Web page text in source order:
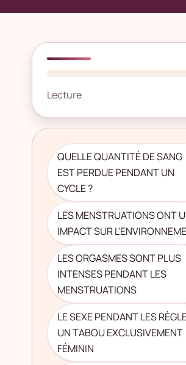
Lecture
QUELLE QUANTITÉ DE SANG
EST PERDUE PENDANT UN
CYCLE ?
LES MENSTRUATIONS ONT
IMPACT SUR
LES ORGASMES SONT PLUS
INTENSES PENDANT LES
MENSTRUATIONS
LE SEXE PENDANT LES
UN TABOU EXCLUSIVEMENT
FÉMININ